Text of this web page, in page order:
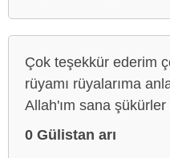
Çok teşekkür ederim
rüyamı rüyalarıma
Allah'ım sana şükürler
0 Gülistan arı